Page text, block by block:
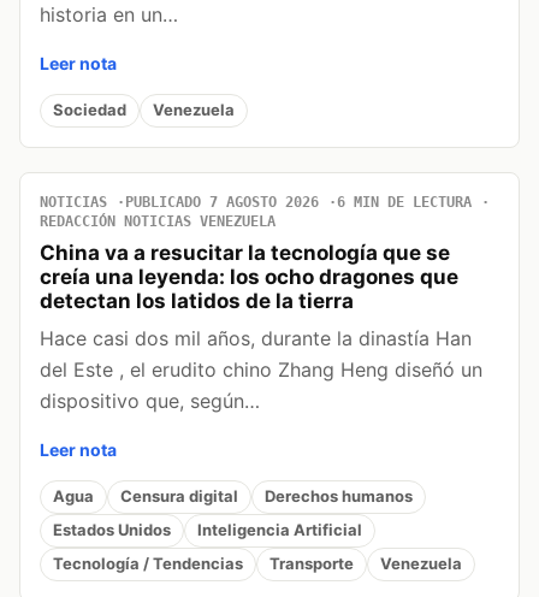
historia en un…
Leer nota
Sociedad Venezuela
NOTICIAS PUBLICADO 7 AGOSTO 2026
6 MIN DE LECTURA
REDACCIÓN NOTICIAS VENEZUELA
China va a resucitar la tecnología que se
creía una leyenda: los ocho dragones que
detectan los latidos de la tierra
Hace casi dos mil años, durante la dinastía Han
del Este , el erudito chino Zhang Heng diseñó un
dispositivo que, según…
Leer nota
Agua Censura digital
Derechos humanos
Estados Unidos
Inteligencia Artificial
Tecnología / Tendencias
Transporte Venezuela